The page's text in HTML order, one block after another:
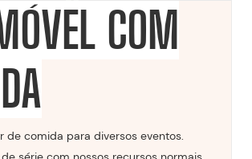
COM
de comida para diversos eventos.